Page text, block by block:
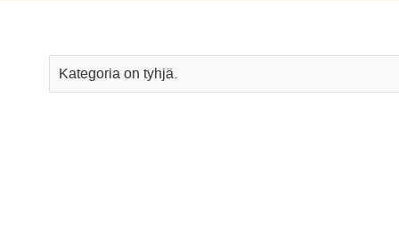
Kategoria on tyhjä.